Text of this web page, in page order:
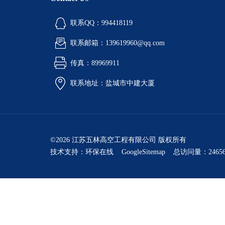
联系QQ：994418119
联系邮箱：139619960@qq.com
传真：89969911
联系地址：盐城市中建大厦
©2026 江苏五林高空工程有限公司 版权所有
技术支持： 环保在线 GoogleSitemap 总访问量：